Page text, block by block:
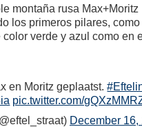
montaña rusa
los primeros pilares,
verde y azul como en
en Moritz geplaatst.
pic.twitter.com/
December 16,